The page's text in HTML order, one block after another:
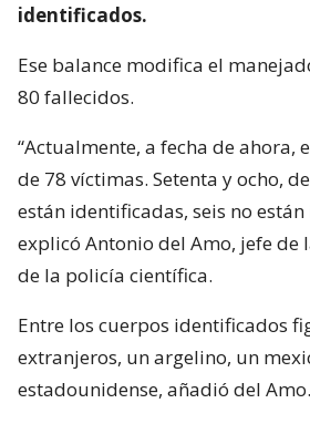
identificados.
Ese balance modifica el
80 fallecidos.
“Actualmente, a fecha de ahora,
de 78 víctimas. Setenta y ocho,
están identificadas, seis no
explicó Antonio del Amo, jefe de
de la policía científica.
Entre los cuerpos identificados
extranjeros, un argelino, un
estadounidense, añadió del Amo.